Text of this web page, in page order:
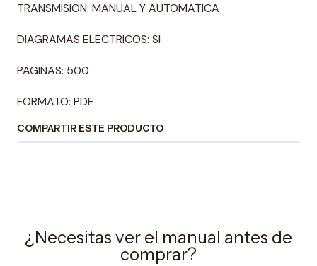
TRANSMISION: MANUAL Y AUTOMATICA
DIAGRAMAS ELECTRICOS: SI
PAGINAS: 500
FORMATO: PDF
COMPARTIR ESTE PRODUCTO
¿Necesitas ver el manual antes de
comprar?